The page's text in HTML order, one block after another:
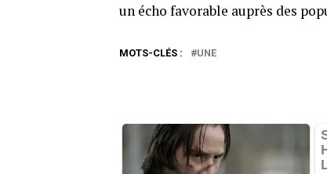
un écho favorable auprès des
MOTS-CLÉS : UNE